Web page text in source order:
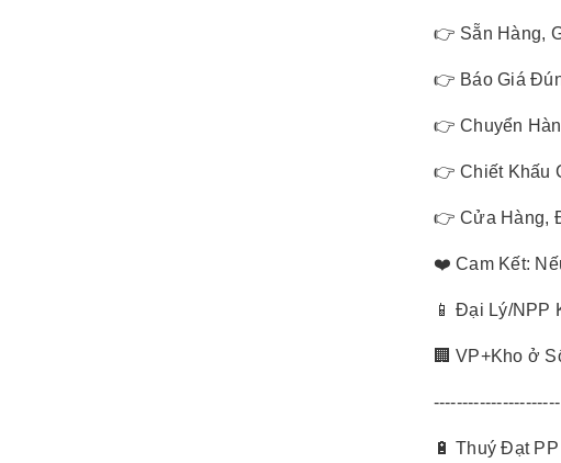
👉 Sẵn Hàng,
👉 Báo Giá
👉 Chuyển
👉 Chiết Khấu
👉 Cửa Hàng,
❤️ Cam Kết:
📱 Đại Lý/NPP
🏢 VP+Kho ở
----------------------
🔋 Thuý Đạt